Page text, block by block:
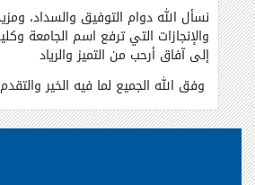
نسأل الله دوام التوفيق والسداد،
والإنجازات التي ترفع اسم الجامعة
إلى آفاق أرحب من التميز والرياد
وفق الله الجميع لما فيه الخير